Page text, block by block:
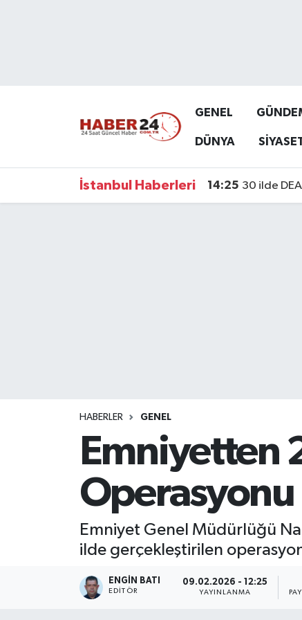
GENEL
DÜNYA
İstanbul Haberleri 14:25 30 ilde
HABERLER GENEL
Emniyetten
Operasyonu
Emniyet Genel Müdürlüğü
ilde gerçekleştirilen
ENGIN BATI
EDITÖR
09.02.2026 - 12:25
YAYINLANMA
Namaz Vakitleri
Süper Lig Puan Durumu ve Fikstür